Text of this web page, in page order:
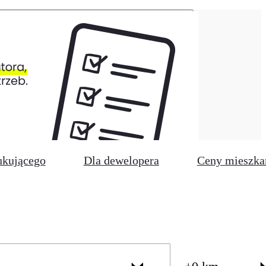
Dla dewelopera Ceny